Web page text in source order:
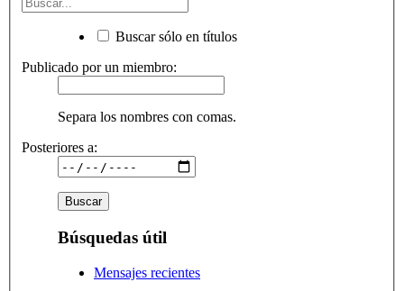
Buscar sólo en títulos
Publicado por un miembro:
Separa los nombres con comas.
Posteriores a:
Búsquedas útil
Mensajes recientes